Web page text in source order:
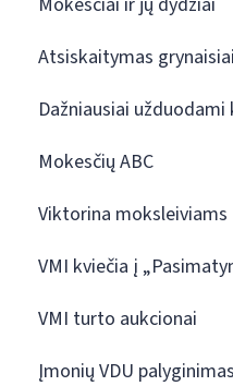
Atsiskaitymas
Dažniausiai užduodami
Mokesčių ABC
Viktorina moksleiviams
VMI kviečia į
VMI turto aukcionai
Įmonių VDU palyginimas